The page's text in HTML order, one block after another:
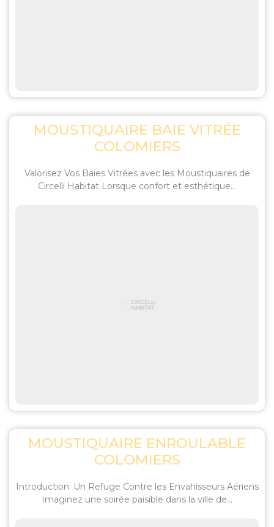
MOUSTIQUAIRE BAIE VITRÉE
COLOMIERS
Valorisez Vos Baies Vitrées avec les Moustiquaires de
Circelli Habitat Lorsque confort et esthétique...
MOUSTIQUAIRE ENROULABLE
COLOMIERS
Introduction: Un Refuge Contre les Envahisseurs Aériens
Imaginez une soirée paisible dans la ville de...